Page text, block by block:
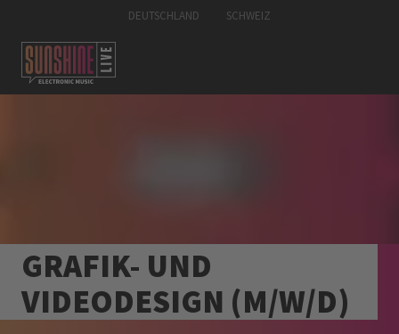
DEUTSCHLAND SCHWEIZ
GRAFIK- UND
VIDEODESIGN (M/W/D)